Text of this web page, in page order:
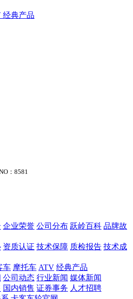
经典产品
：8581
企业荣誉 公司分布 跃岭百科 品牌故
资质认证 技术保障 质检报告 技术成
车 摩托车 ATV 经典产品
公司动态 行业新闻 媒体新闻
国内销售 证券事务 人才招聘